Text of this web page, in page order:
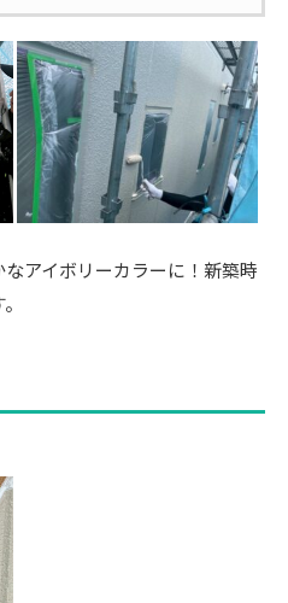
アイボリーカラーに！新築時